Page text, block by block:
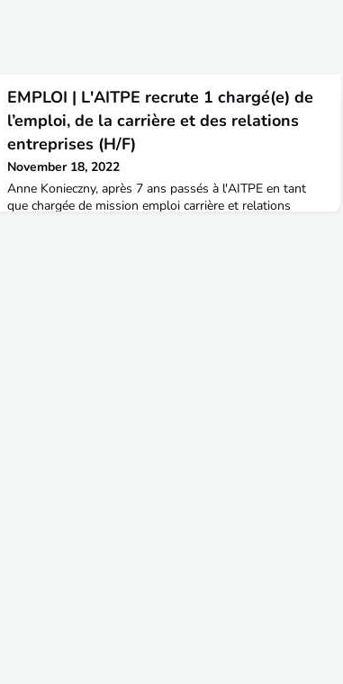
EMPLOI | L'AITPE recrute 1 chargé(e) de
l’emploi, de la carrière et des relations
entreprises (H/F)
November 18, 2022
Anne Konieczny, après 7 ans passés à l'AITPE en tant
que chargée de mission emploi carrière et relations